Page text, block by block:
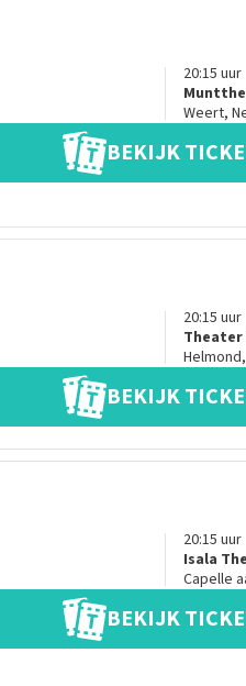
20:15 uur
Weert,
BEKIJK
20:15 uur
Theater
Helmond,
BEKIJK
20:15 uur
Isala
Capelle
BEKIJK